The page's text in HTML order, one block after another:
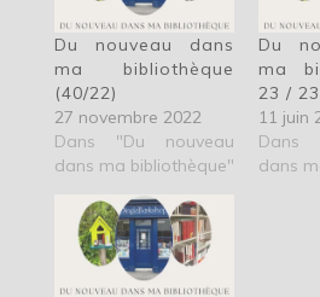
Du nouveau dans
ma bibliothèque
(40/22)
27 novembre 2022
Dans "Du nouveau
dans ma bibliothèque"
Du
ma
23 /
11 juin
Dans
dans